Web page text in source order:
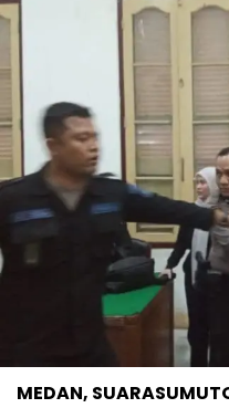
MEDAN,